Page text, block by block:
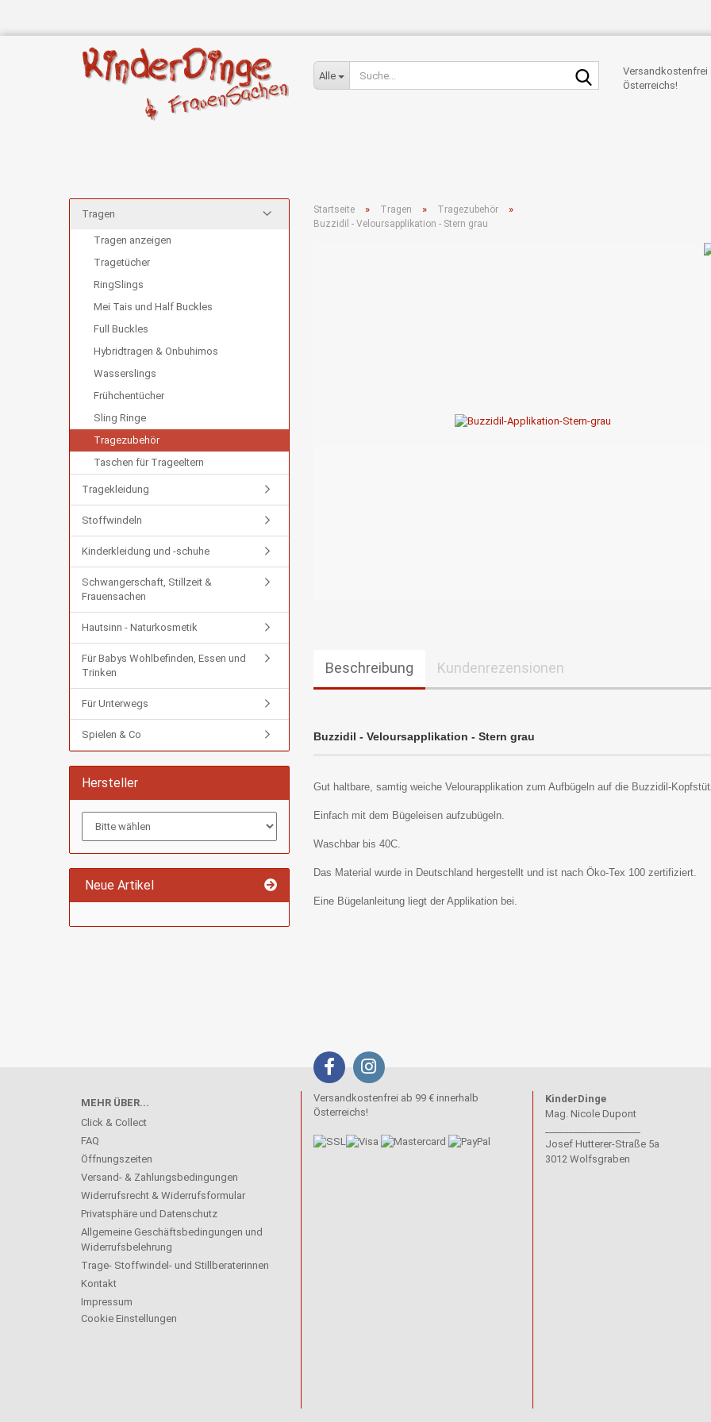
Alle
Suche...Versandkostenfrei
Österreichs!
Startseite » Tragen » Tragezubehör »
Buzzidil - Veloursapplikation - Stern grau
Beschreibung Kundenrezensionen
Buzzidil - Veloursapplikation - Stern grau
Gut haltbare, samtig weiche Velourapplikation zum Aufbügeln auf die Buzzidil-
Einfach mit dem Bügeleisen aufzubügeln.
Waschbar bis 40C.
Das Material wurde in Deutschland hergestellt und ist nach Öko-Tex 100 zertifiziert.
Eine Bügelanleitung liegt der Applikation bei.
Tragen
Tragen anzeigen
Tragetücher
RingSlings
Mei Tais und Half Buckles
Full Buckles
Hybridtragen & Onbuhimos
Wasserslings
Frühchentücher
Sling Ringe
Tragezubehör
Taschen für Trageeltern
Tragekleidung
Stoffwindeln
Kinderkleidung und -schuhe
Schwangerschaft, Stillzeit &
Frauensachen
Hautsinn - Naturkosmetik
Für Babys Wohlbefinden, Essen und
Trinken
Für Unterwegs
Spielen & Co
Hersteller
Neue Artikel
MEHR ÜBER...
Click & Collect
FAQ
Öffnungszeiten
Versand- & Zahlungsbedingungen
Widerrufsrecht & Widerrufsformular
Privatsphäre und Datenschutz
Allgemeine Geschäftsbedingungen und
Widerrufsbelehrung
Trage- Stoffwindel- und Stillberaterinnen
Kontakt
Impressum
Cookie Einstellungen
Versandkostenfrei ab 99 € innerhalb
Österreichs!
KinderDinge
Mag. Nicole Dupont
Josef Hutterer-Straße 5a
3012 Wolfsgraben